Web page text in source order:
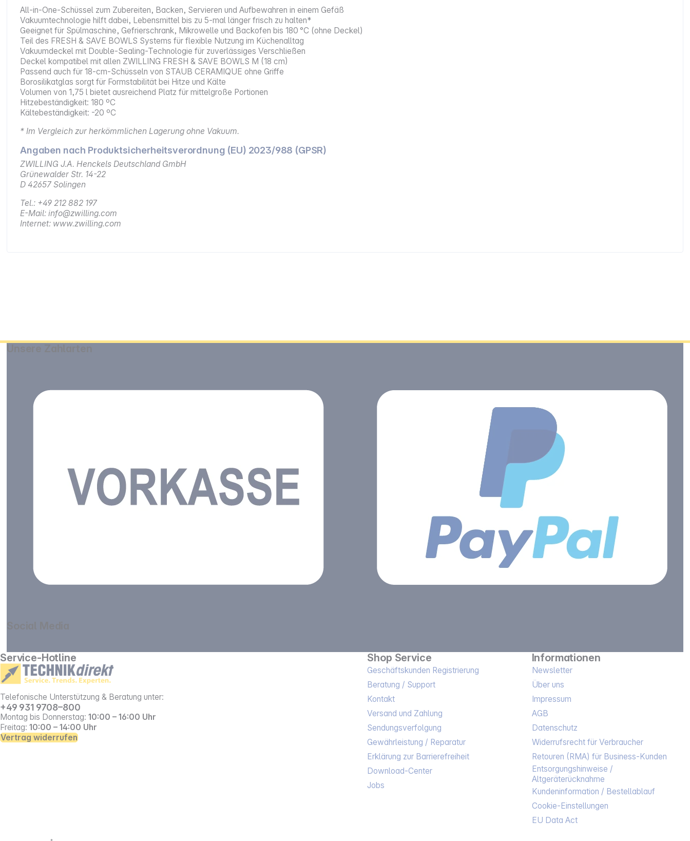
All-in-One-Schüssel zum Zubereiten, Backen, Servieren und Aufbewahren in einem Gefäß
Vakuumtechnologie hilft dabei, Lebensmittel bis zu 5‑mal länger frisch zu halten*
Geeignet für Spülmaschine, Gefrierschrank, Mikrowelle und Backofen bis 180 °C (ohne Deckel)
Teil des FRESH & SAVE BOWLS Systems für flexible Nutzung im Küchenalltag
Vakuumdeckel mit Double-Sealing-Technologie für zuverlässiges Verschließen
Deckel kompatibel mit allen ZWILLING FRESH & SAVE BOWLS M (18 cm)
Passend auch für 18‑cm‑Schüsseln von STAUB CERAMIQUE ohne Griffe
Borosilikatglas sorgt für Formstabilität bei Hitze und Kälte
Volumen von 1,75 l bietet ausreichend Platz für mittelgroße Portionen
Hitzebeständigkeit: 180 ºC
Kältebeständigkeit: -20 ºC
* Im Vergleich zur herkömmlichen Lagerung ohne Vakuum.
Angaben nach Produktsicherheitsverordnung (EU) 2023/988 (GPSR)
ZWILLING J.A. Henckels Deutschland GmbH
Grünewalder Str. 14-22
D 42657 Solingen
Tel.: +49 212 882 197
E-Mail: info@zwilling.com
Internet: www.zwilling.com
Service-Hotline
Telefonische Unterstützung & Beratung unter:
+49 931 9708–800
Montag bis Donnerstag: 10:00 – 16:00 Uhr
Freitag: 10:00 – 14:00 Uhr
Vertrag widerrufen
Shop Service
Geschäftskunden Registrierung
Beratung / Support
Kontakt
Versand und Zahlung
Sendungsverfolgung
Gewährleistung / Reparatur
Erklärung zur Barrierefreiheit
Download-Center
Jobs
Informationen
Newsletter
Über uns
Impressum
AGB
Datenschutz
Widerrufsrecht für Verbraucher
Retouren (RMA) für Business-Kunden
Entsorgungshinweise /
Altgeräterücknahme
Kundeninformation / Bestellablauf
Cookie-Einstellungen
EU Data Act